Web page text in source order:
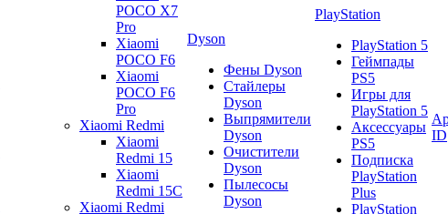
POCO X7
Pro
Xiaomi
POCO F6
Xiaomi
POCO F6
Pro
Xiaomi Redmi
Xiaomi
Redmi 15
Xiaomi
Redmi 15C
Xiaomi Redmi
Dyson
Фены Dyson
Стайлеры
Dyson
Выпрямители
Dyson
Очистители
Dyson
Пылесосы
Dyson
PlayStation
PlayStation 5
Геймпады
PS5
Игры для
PlayStation 5
Аксессуары
PS5
Подписка
PlayStation
Plus
PlayStation
ID